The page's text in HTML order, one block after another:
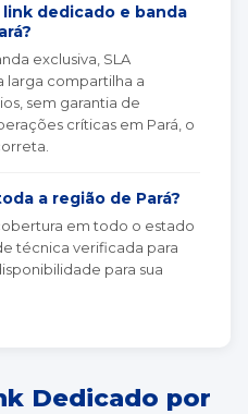
dedicado e banda
exclusiva, SLA
larga compartilha a
sem garantia de
críticas em Pará, o
a região de Pará?
em todo o estado
técnica verificada para
para sua
Dedicado por